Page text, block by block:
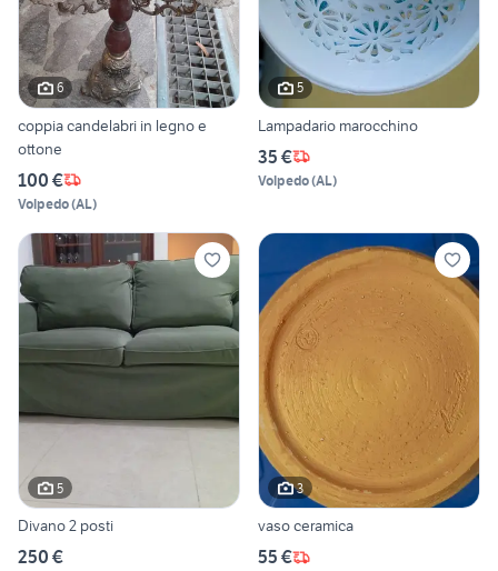
6
coppia candelabri in legno e
ottone
100 €
Volpedo(AL)
5
Lampadario marocchino
35 €
Volpedo(AL)
5
Divano 2 posti
250 €
3
vaso ceramica
55 €